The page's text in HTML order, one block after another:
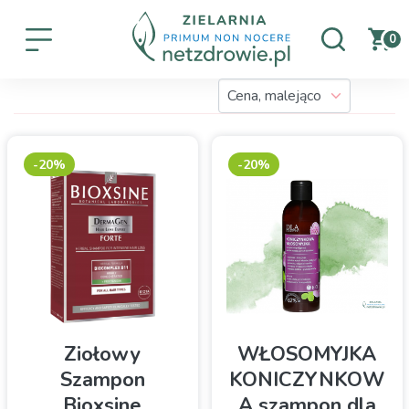
0
Ziołowy
Szampon
-20%
WŁOSOMYJKA
KONICZYNKOW
-20%